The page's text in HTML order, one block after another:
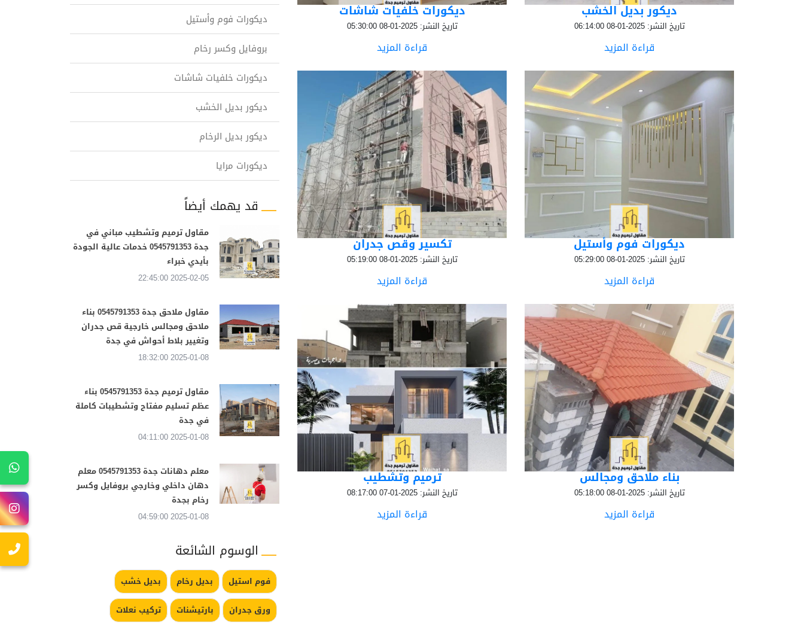
ديكور بديل الخشب
تاريخ النشر: 2025-01-08 06:14:00
قراءة المزيد
ديكورات خلفيات شاشات
تاريخ النشر: 2025-01-08 05:30:00
قراءة المزيد
ديكورات فوم وأستيل
تاريخ النشر: 2025-01-08 05:29:00
قراءة المزيد
تكسير وقص جدران
تاريخ النشر: 2025-01-08 05:19:00
قراءة المزيد
بناء ملاحق ومجالس
تاريخ النشر: 2025-01-08 05:18:00
قراءة المزيد
ترميم وتشطيب
تاريخ النشر: 2025-01-07 08:17:00
قراءة المزيد
ديكورات فوم وأستيل
بروفايل وكسر رخام
ديكورات خلفيات شاشات
ديكور بديل الخشب
ديكور بديل الرخام
ديكورات مرايا
قد يهمك أيضاً
مقاول ترميم وتشطيب مباني في
جدة 0545791353 خدمات عالية الجودة
بأيدي خبراء
2025-02-05 22:45:00
مقاول ملاحق جدة 0545791353 بناء
ملاحق ومجالس خارجية قص جدران
وتغيير بلاط أحواش في جدة
2025-01-08 18:32:00
مقاول ترميم جدة 0545791353 بناء
عظم تسليم مفتاح وتشطيبات كاملة
في جدة
2025-01-08 04:11:00
معلم دهانات جدة 0545791353 معلم
دهان داخلي وخارجي بروفايل وكسر
رخام بجدة
2025-01-08 04:59:00
الوسوم الشائعة
فوم استيل بديل رخام
بديل خشب
ورق جدران
بارتيشنات
تركيب نعلات